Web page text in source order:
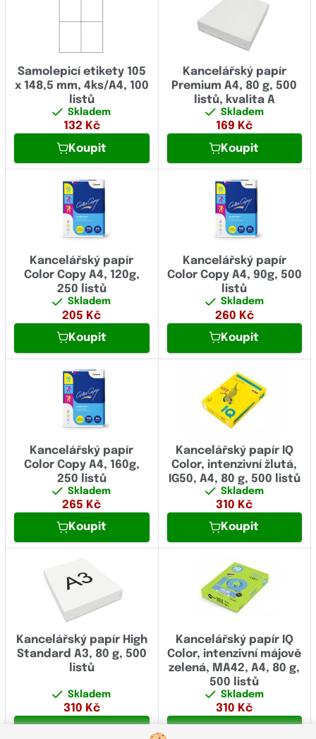
Samolepicí etikety 105
x 148,5 mm, 4ks/A4, 100
listů
Skladem
132 Kč
Koupit
Kancelářský papír
Premium A4, 80 g, 500
listů, kvalita A
Skladem
169 Kč
Koupit
Kancelářský papír
Color Copy A4, 120g,
250 listů
Skladem
205 Kč
Koupit
Kancelářský papír
Color Copy A4, 90g, 500
listů
Skladem
260 Kč
Koupit
Kancelářský papír
Color Copy A4, 160g,
250 listů
Skladem
265 Kč
Koupit
Kancelářský papír IQ
Color, intenzivní žlutá,
IG50, A4, 80 g, 500 listů
Skladem
310 Kč
Koupit
Kancelářský papír High
Standard A3, 80 g, 500
listů
Skladem
310 Kč
Kancelářský papír IQ
Color, intenzivní májově
zelená, MA42, A4, 80 g,
500 listů
Skladem
310 Kč